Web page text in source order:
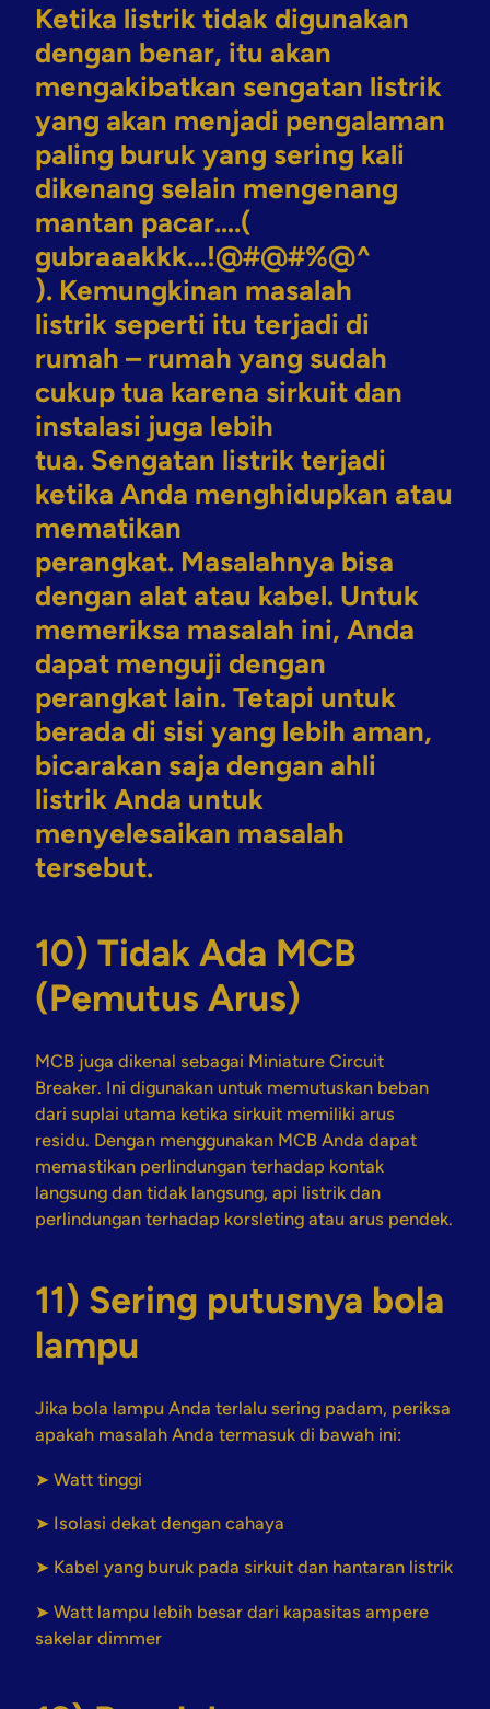
Ketika listrik tidak digunakan
dengan benar, itu akan
mengakibatkan sengatan listrik
yang akan menjadi pengalaman
paling buruk yang sering kali
dikenang selain mengenang
mantan pacar….(
gubraaakkk…!@#@#%@^
). Kemungkinan masalah
listrik seperti itu terjadi di
rumah – rumah yang sudah
cukup tua karena sirkuit dan
instalasi juga lebih
tua. Sengatan listrik terjadi
ketika Anda menghidupkan atau
mematikan
perangkat. Masalahnya bisa
dengan alat atau kabel. Untuk
memeriksa masalah ini, Anda
dapat menguji dengan
perangkat lain. Tetapi untuk
berada di sisi yang lebih aman,
bicarakan saja dengan ahli
listrik Anda untuk
menyelesaikan masalah
tersebut.
10) Tidak Ada MCB
(Pemutus Arus)
MCB juga dikenal sebagai Miniature Circuit
Breaker. Ini digunakan untuk memutuskan beban
dari suplai utama ketika sirkuit memiliki arus
residu. Dengan menggunakan MCB Anda dapat
memastikan perlindungan terhadap kontak
langsung dan tidak langsung, api listrik dan
perlindungan terhadap korsleting atau arus pendek.
11) Sering putusnya bola
lampu
Jika bola lampu Anda terlalu sering padam, periksa
apakah masalah Anda termasuk di bawah ini:
➤ Watt tinggi
➤ Isolasi dekat dengan cahaya
➤ Kabel yang buruk pada sirkuit dan hantaran listrik
➤ Watt lampu lebih besar dari kapasitas ampere
sakelar dimmer